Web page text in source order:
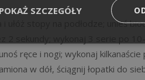
ułóż stopy na podłodze; unieś
2 sekundy; wykonaj 3 serie po
ręce i nogi; wykonaj
w dół, ściągnij łopatki do
POKAŻ SZCZEGÓŁY